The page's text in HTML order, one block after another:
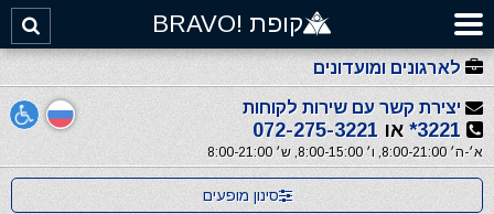
קופת !BRAVO
לארגונים ומועדונים
יצירת קשר עם שירות לקוחות
3221* או 072-275-3221
א׳-ה׳ 8:00-21:00, ו׳ 8:00-15:00, ש׳ 8:00-21:00
סינון מופעים